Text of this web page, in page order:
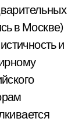
в Москве)
и